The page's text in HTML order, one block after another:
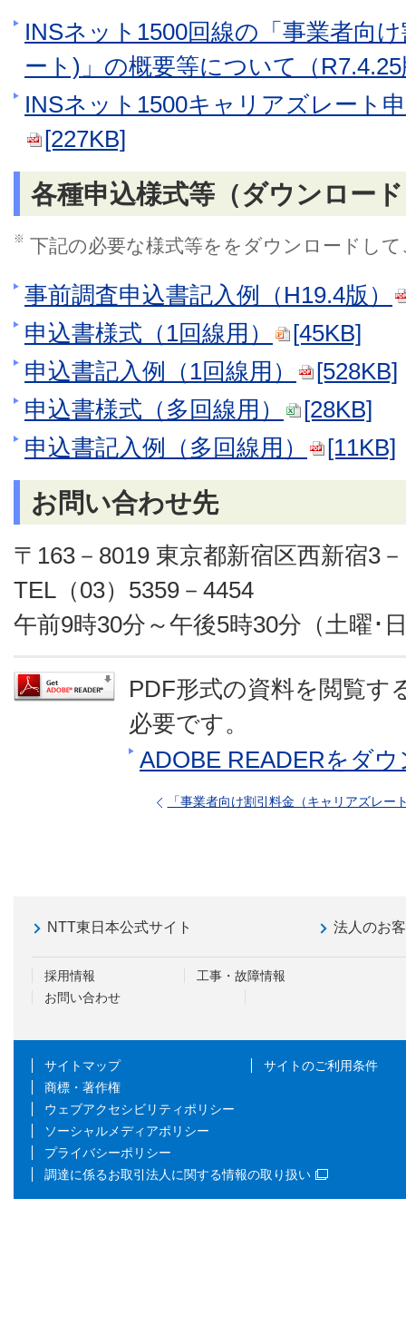
INSネット1500回線の「事業者向
ート)」の概要等について（
INSネット1500キャリアズレート
[227KB]
各種申込様式等（ダウンロー
※ 下記の必要な様式等ををダウンロードし
事前調査申込書記入例（H19.4版）
申込書様式（1回線用）
[45KB]
申込書記入例（1回線用）
[528KB]
申込書様式（多回線用）
[28KB]
申込書記入例（多回線用）
[11KB]
お問い合わせ先
〒163－8019 東京都新宿区西新宿3
TEL（03）5359－4454
午前9時30分～午後5時30分（土曜･
PDF形式の資料を閲覧す
必要です。
ADOBE READERをダ
「事業者向け割引料金（キャリアズレー
NTT東日本公式サイト 法人のお
採用情報
工事・故障情報
お問い合わせ
サイトマップ
サイトのご利用条件
商標・著作権
ウェブアクセシビリティポリシー
ソーシャルメディアポリシー
プライバシーポリシー
調達に係るお取引法人に関する情報の取り扱い